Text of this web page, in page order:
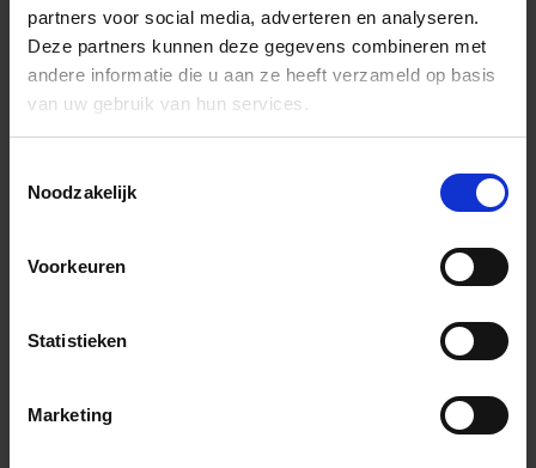
partners voor social media, adverteren en analyseren.
Deze partners kunnen deze gegevens combineren met
andere informatie die u aan ze heeft verzameld op basis
van uw gebruik van hun services.
Noodzakelijk
Voorkeuren
Statistieken
Marketing